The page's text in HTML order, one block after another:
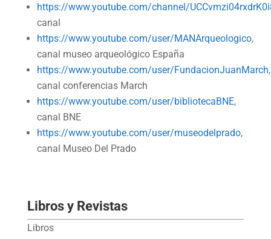
https://www.youtube.com/channel/
canal
https://www.youtube.com/user/MANArqueologico,
canal museo arqueológico España
https://www.youtube.com/user/FundacionJuanMarch,
canal conferencias March
https://www.youtube.com/user/bibliotecaBNE,
canal BNE
https://www.youtube.com/user/museodelprado,
canal Museo Del Prado
Libros y Revistas
Libros